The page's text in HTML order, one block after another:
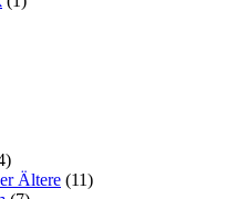
Ältere (11)